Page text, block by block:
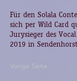
Für den Solala
sich per Wild Card
Jurysieger des
2019 in
Vorige Seite